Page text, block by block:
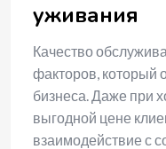
уживания
Качество
факторов, который
бизнеса. Даже при
выгодной цене
взаимодействие с